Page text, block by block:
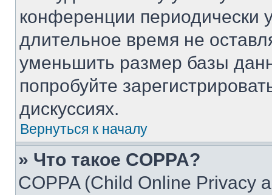
конференции периодически
длительное время не
уменьшить размер базы
попробуйте
дискуссиях.
Вернуться к началу
» Что такое COPPA?
COPPA (Child Online Privacy